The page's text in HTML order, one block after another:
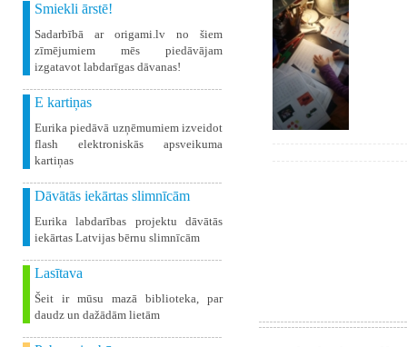
Smiekli ārstē!
Sadarbībā ar origami.lv no šiem
zīmējumiem mēs piedāvājam
izgatavot labdarīgas dāvanas!
E kartiņas
Eurika piedāvā uzņēmumiem izveidot
flash elektroniskās apsveikuma
kartiņas
Dāvātās iekārtas slimnīcām
Eurika labdarības projektu dāvātās
iekārtas Latvijas bērnu slimnīcām
Lasītava
Šeit ir mūsu mazā biblioteka, par
daudz un dažādām lietām